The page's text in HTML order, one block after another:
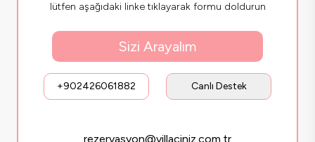
lütfen aşağıdaki linke tıklayarak formu doldurun
Sizi Arayalım
+902426061882 Canlı Destek
rezervasyon@villaciniz.com.tr